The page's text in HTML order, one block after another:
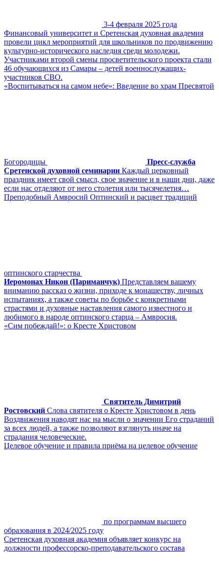
3-4 февраля 2025 года
Финансовый университет и Сретенская духовная академия
провели цикл мероприятий для школьников по продвижению
культурно-исторического наследия среди молодежи.
Участниками второй смены просветительского проекта стали
46 обучающихся из Самары – детей военнослужащих-
участников СВО.
«Воспитываться на самом небе»: Введение во храм Пресвятой
Богородицы
Пресс-служба
Сретенской духовной семинарии Каждый церковный
праздник имеет свой смысл, свое значение и в наши дни, даже
если нас отделяют от него столетия или тысячелетия…
Преподобный Амвросий Оптинский и расцвет традиций
оптинского старчества
Иеромонах Никон (Париманчук) Представляем вашему
вниманию рассказ о жизни, приходе к монашеству, личных
испытаниях, а также советы по борьбе с конкретными
страстями и духовные наставления самого известного и
любимого в народе оптинского старца – Амвросия.
«Сим побеждай!»: о Кресте Христовом
Святитель Димитрий
Ростовский Слова святителя о Кресте Христовом в день
Воздвижения наводят нас на мысли о значении Его страданий
за всех людей, а также позволяют взглянуть иначе на
страдания человеческие.
Целевое обучение и правила приёма на целевое обучение
по программам высшего
образования в 2024/2025 году
Сретенская духовная академия объявляет конкурс на
должности профессорско-преподавательского состава